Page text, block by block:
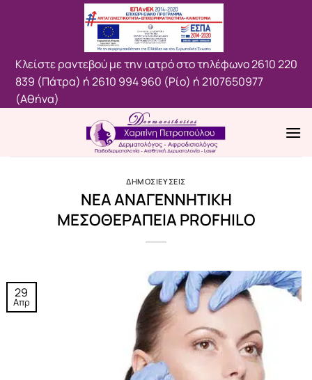
Κλείστε ραντεβού με την ιατρό στο τηλέφωνο2610 220
839 (Πάτρα) ή2610 994 960 (Ρίο) ή2107650977
(Aθήνα)
ΔΗΜΟΣΙΕΥΣΕΙΣ
NΕΑ ΑΝΑΓΕΝΝΗΤΙΚΗ
ΜΕΣΟΘΕΡΑΠΕΙΑ PROFHILO
29
Απρ